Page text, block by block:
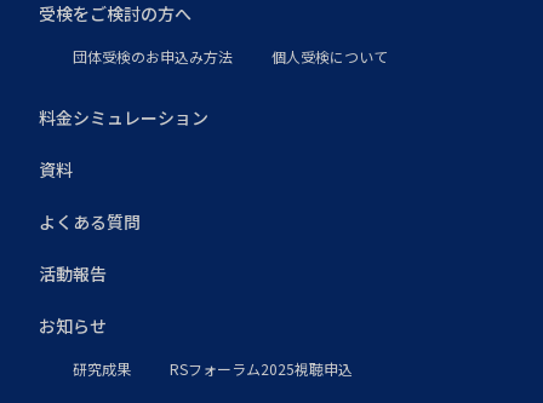
受検をご検討の方へ
団体受検のお申込み方法 個人受検について
料金シミュレーション
資料
よくある質問
活動報告
お知らせ
研究成果 RSフォーラム2025視聴申込